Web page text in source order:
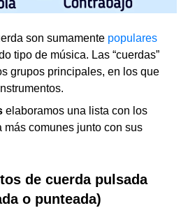
son sumamente populares
tipo de música. Las “cuerdas”
grupos principales, en los que
elaboramos una lista con los
más comunes junto con sus
de cuerda pulsada
o punteada)